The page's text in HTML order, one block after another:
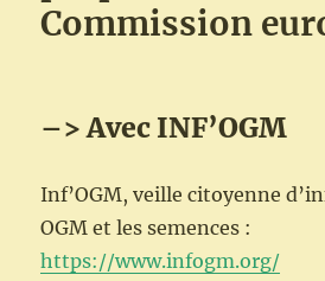
Commission
–> Avec INF’OGM
Inf’OGM, veille citoyenne
OGM et les semences :
https://www.infogm.org/